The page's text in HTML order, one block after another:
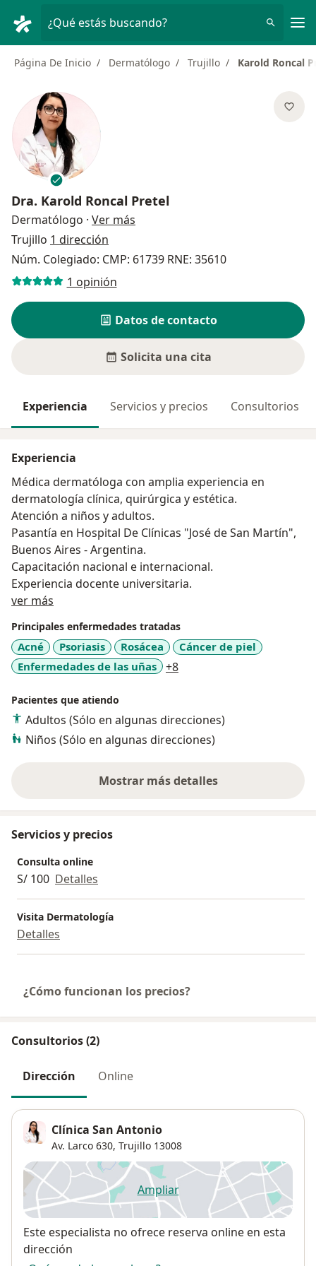
¿Qué estás buscando?
Página De Inicio Dermatólogo Trujillo Karold Roncal
Dra. Karold Roncal Pretel
Dermatólogo · Ver más
Trujillo 1 dirección
Núm. Colegiado: CMP: 61739 RNE: 35610
1 opinión
Datos de contacto
Solicita una cita
Experiencia Servicios y precios Consultorios
Experiencia
Médica dermatóloga con amplia experiencia en
dermatología clínica, quirúrgica y estética.
Atención a niños y adultos.
Pasantía en Hospital De Clínicas "José de San Martín",
Buenos Aires - Argentina.
Capacitación nacional e internacional.
Experiencia docente universitaria.
ver más
Principales enfermedades tratadas
Acné Psoriasis Rosácea
Cáncer de piel
Enfermedades de las uñas
+8a11y_sr_more_diseases
Pacientes que atiendo
Adultos (Sólo en algunas direcciones)
Niños (Sólo en algunas direcciones)
Mostrar más detalles
sobre la experiencia
Servicios y precios
Consulta online
S/ 100 Detalles
Visita Dermatología
Detalles
¿Cómo funcionan los precios?
Consultorios (2)
Dirección Online
Clínica San Antonio
Av. Larco 630, Trujillo 13008
Ampliarse abre en una nueva
Disponibilidad
Este especialista no ofrece reserva online en esta
dirección